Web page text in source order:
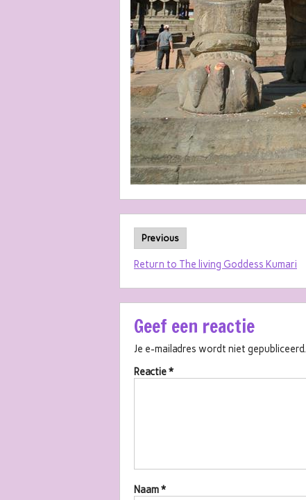
Previous
Return to The living Goddess Kumari
Geef een reactie
Je e-mailadres wordt niet gepubliceerd.
Reactie*
Naam*